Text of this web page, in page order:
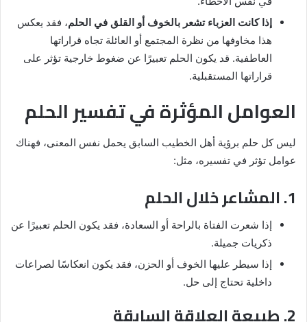
إذا كانت العزباء تشعر بالخوف أو القلق في الحلم، فقد يعكس
هذا مخاوفها من نظرة المجتمع أو العائلة تجاه قراراتها
العاطفية. قد يكون الحلم تعبيرًا عن ضغوط خارجية تؤثر على
قراراتها المستقبلية.
العوامل المؤثرة في تفسير الحلم
ليس كل حلم برؤية أهل الخطيب السابق يحمل نفس المعنى، فهناك
عوامل تؤثر في تفسيره، مثل:
1. المشاعر خلال الحلم
إذا شعرت الفتاة بالراحة أو السعادة، فقد يكون الحلم تعبيرًا عن
ذكريات جميلة.
إذا سيطر عليها الخوف أو الحزن، فقد يكون انعكاسًا لصراعات
داخلية تحتاج إلى حل.
2. طبيعة العلاقة السابقة